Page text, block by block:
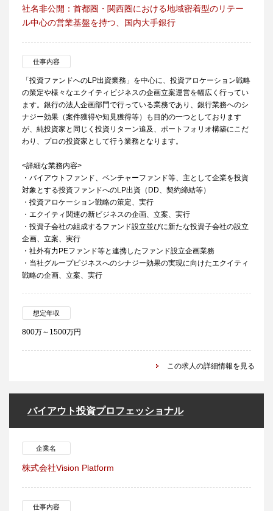
社名非公開：首都圏・関西圏における地域密着型のリテー
ル中心の営業基盤を持つ、国内大手銀行
仕事内容
「投資ファンドへのLP出資業務」を中心に、投資アロケーション戦略
の策定や様々なエクイティビジネスの企画立案運営を幅広く行ってい
ます。銀行の法人企画部門で行っている業務であり、銀行業務へのシ
ナジー効果（案件獲得や知見獲得等）も目的の一つとしております
が、純投資家と同じく投資リターン追及、ポートフォリオ構築にこだ
わり、プロの投資家として行う業務となります。
<詳細な業務内容>
・バイアウトファンド、ベンチャーファンド等、主として企業を投資
対象とする投資ファンドへのLP出資（DD、契約締結等）
・投資アロケーション戦略の策定、実行
・エクイティ関連の新ビジネスの企画、立案、実行
・投資子会社の組成するファンド設立並びに新たな投資子会社の設立
企画、立案、実行
・社外有力PEファンド等と連携したファンド設立企画業務
・当社グループビジネスへのシナジー効果の実現に向けたエクイティ
戦略の企画、立案、実行
想定年収
800万～1500万円
この求人の詳細情報を見る
バイアウト投資プロフェッショナル
企業名
株式会社Vision Platform
仕事内容